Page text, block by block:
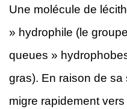
Une molécule de
» hydrophile (le
queues »
gras). En raison de sa
migre rapidement